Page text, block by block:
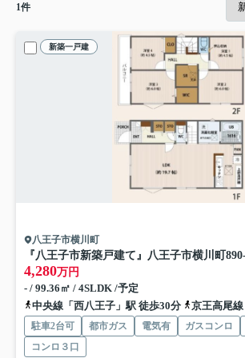
1件
新築一戸建
八王子市横川町
4,280万円
- / 99.36㎡ / 4SLDK /予定
中央線「西八王子」駅 徒歩30分
京王高尾線「高尾」駅 バ
駐車2台可 都市ガス 電気有 ガスコンロ
コンロ３口